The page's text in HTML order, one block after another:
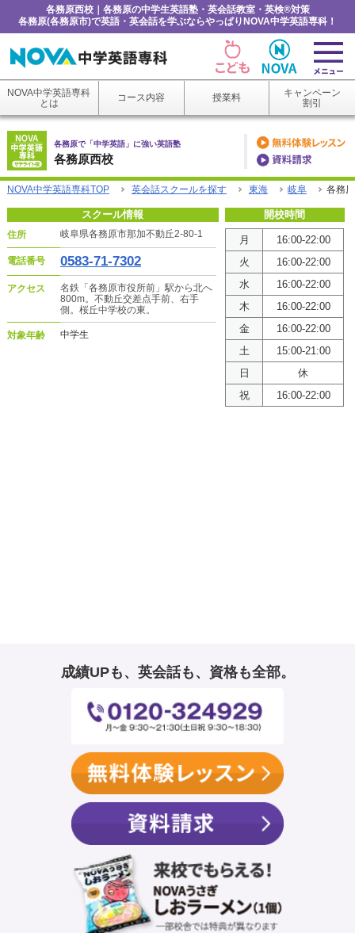
各務原西校｜各務原の中学生英語塾・英会話教室・英検®対策
各務原(各務原市)で英語・英会話を学ぶならやっぱりNOVA中学英語専科！
NOVA中学英語専科
とは
コース内容 授業料
キャンペーン
割引
各務原西校
各務原で「中学英語」に強い英語塾
NOVA中学英語専科TOP 英会話スクールを探す 東海 岐阜 各務
スクール情報
住所 岐阜県各務原市那加不動丘2-80-1
電話番号 0583-71-7302
アクセス
名鉄「各務原市役所前」駅から北へ
800m。不動丘交差点手前、右手
側。桜丘中学校の東。
対象年齢 中学生
開校時間
月
16:00-22:00
火
16:00-22:00
水
16:00-22:00
木
16:00-22:00
金
16:00-22:00
土
15:00-21:00
日
休
祝
16:00-22:00
成績UPも、英会話も、資格も全部。